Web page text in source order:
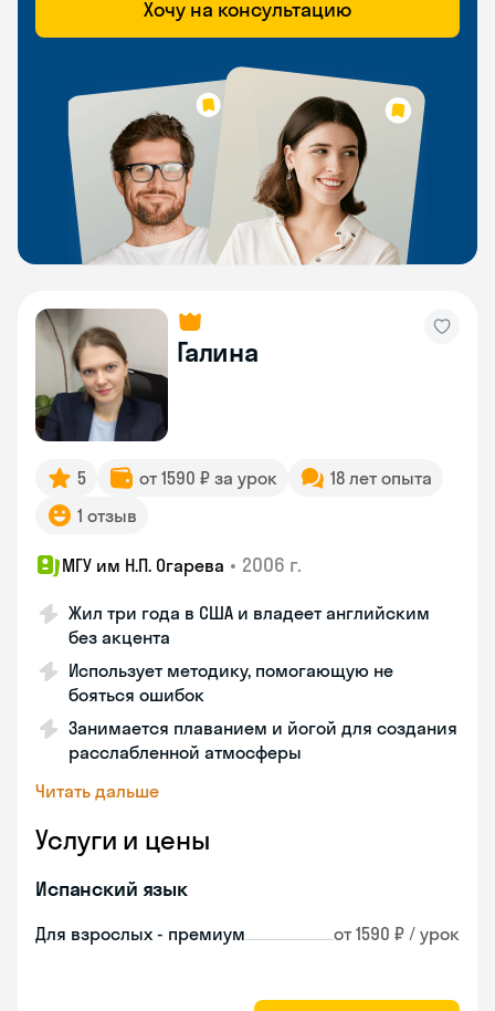
Хочу на консультацию
Галина
5 от 1590 ₽ за урок
18 лет опыта
1 отзыв
МГУ им Н.П. Огарева • 2006 г.
Жил три года в США и владеет английским
без акцента
Использует методику, помогающую не
бояться ошибок
Занимается плаванием и йогой для создания
расслабленной атмосферы
Читать дальше
Услуги и цены
Испанский язык
Для взрослых - премиум от 1590 ₽ / урок